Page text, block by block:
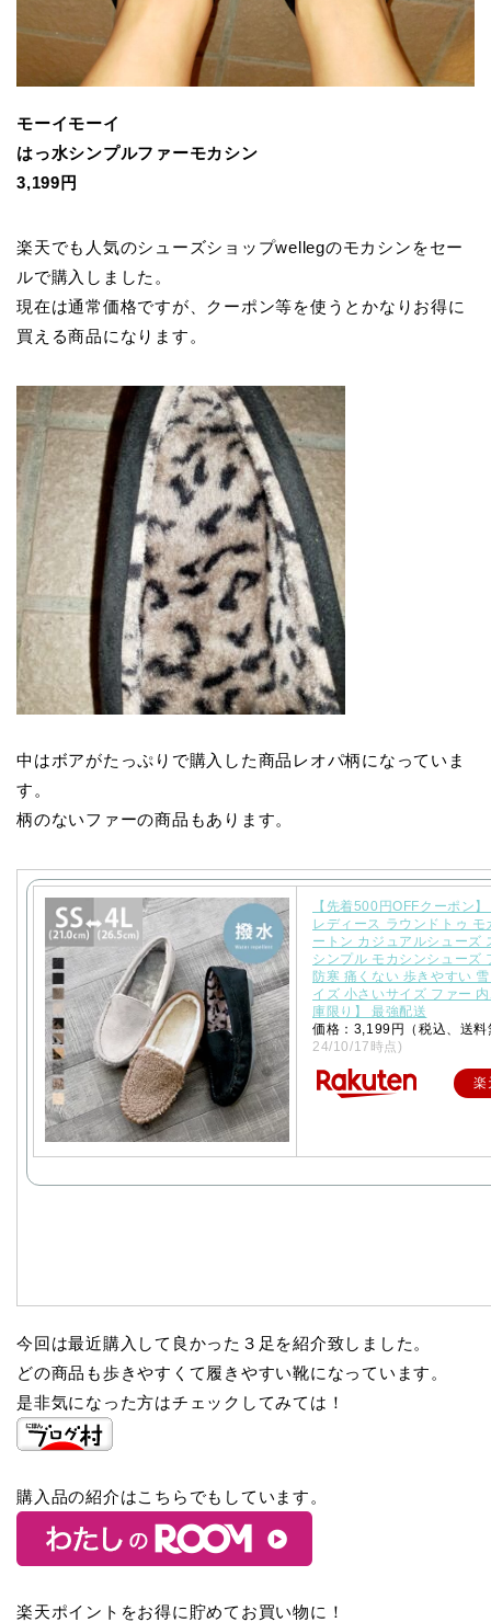
モーイモーイ
はっ水シンプルファーモカシン
3,199円
楽天でも人気のシューズショップwellegのモカシンをセー
ルで購入しました。
現在は通常価格ですが、クーポン等を使うとかなりお得に
買える商品になります。
中はボアがたっぷりで購入した商品レオパ柄になっていま
す。
柄のないファーの商品もあります。
【先着500円OFFクーポン
レディース ラウンドトゥ モ
ートン カジュアルシューズ
シンプル モカシンシューズ
防寒 痛くない 歩きやすい
イズ 小さいサイズ ファー
庫限り】 最強配送
価格：3,199円（税込、送
24/10/17時点)
楽
今回は最近購入して良かった３足を紹介致しました。
どの商品も歩きやすくて履きやすい靴になっています。
是非気になった方はチェックしてみては！
購入品の紹介はこちらでもしています。
楽天ポイントをお得に貯めてお買い物に！